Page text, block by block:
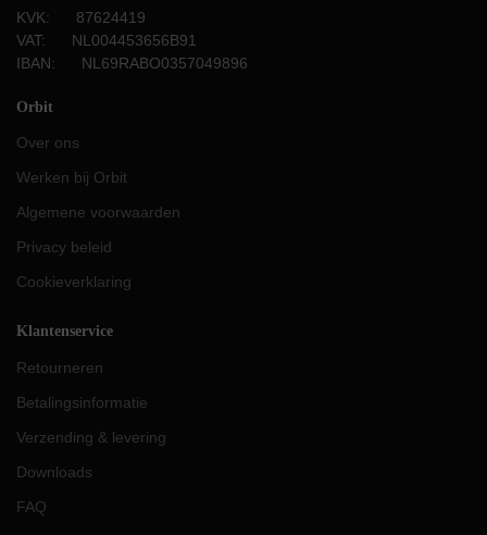
KVK: 87624419
VAT: NL004453656B91
IBAN: NL69RABO0357049896
Orbit
Over ons
Werken bij Orbit
Algemene voorwaarden
Privacy beleid
Cookieverklaring
Klantenservice
Retourneren
Betalingsinformatie
Verzending & levering
Downloads
FAQ